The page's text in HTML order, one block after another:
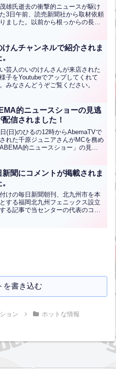
】雄氏逝去の衝撃的ニュースが駆け
3日午前、読売新聞社から取材依頼
ました。以前から根っからの長嶋
に繋がったのだと思います。今朝
に掲載されていま...全文はクリッ
けんチャンネルで紹介されま
芸人のいのけんさんが来店された
子をYoutubeでアップしてくれて
みなさんどうぞご覧ください。
的ニュースショーの見逃
配信されました！
(日)のひるの12時からAbemaTVで
れた千原ジュニアさんがMCを務め
的ニュースショー」の見逃
からご覧いただけますぜひともご
全文はクリック
新聞にコメントが掲載されま
けの毎日新聞朝刊、北九州市を本
する福岡北九州フェニックス設立
る記事で当センターの代表のコメ
を書き込む
ョン ホットな情報